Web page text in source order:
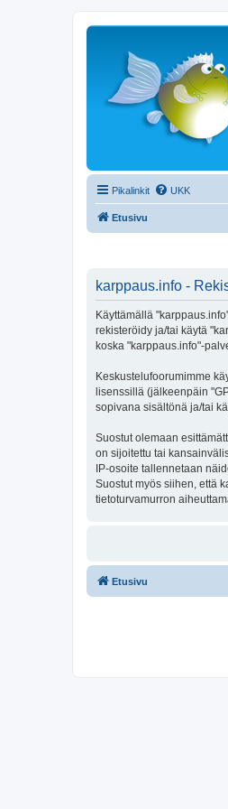
Pikalinkit UKK
Etusivu
karppaus.info -
Käyttämällä
rekisteröidy ja/tai käytä
koska "karppaus.info"-
Keskustelufoorumimme
lisenssillä (jälkeenpäin
sopivana sisältönä ja/tai
Suostut olemaan
on sijoitettu tai
IP-osoite tallennetaan
Suostut myös siihen, että
tietoturvamurron
Etusivu